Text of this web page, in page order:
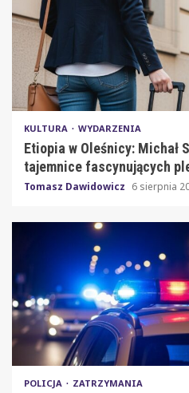
KULTURA WYDARZENIA
Etiopia w Oleśnicy: Michał
tajemnice fascynujących
Tomasz Dawidowicz 6 sierpnia
POLICJA ZATRZYMANIA